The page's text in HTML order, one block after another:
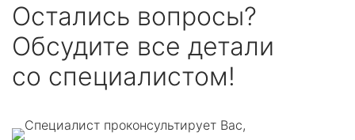
Остались вопросы?
Обсудите все детали
со специалистом!
Специалист проконсультирует Вас,